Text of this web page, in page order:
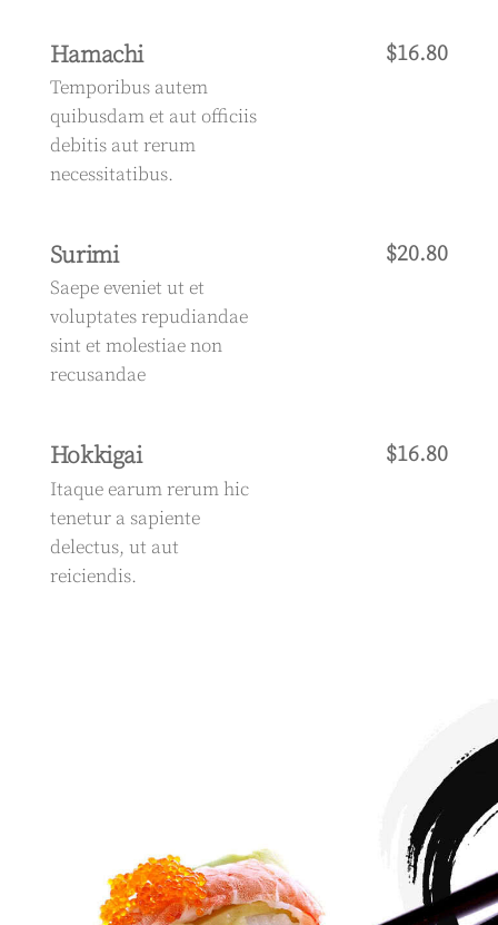
Hamachi
Temporibus autem
quibusdam et aut officiis
debitis aut rerum
necessitatibus.
$16.80
Surimi
Saepe eveniet ut et
voluptates repudiandae
sint et molestiae non
recusandae
$20.80
Hokkigai
Itaque earum rerum hic
tenetur a sapiente
delectus, ut aut
reiciendis.
$16.80